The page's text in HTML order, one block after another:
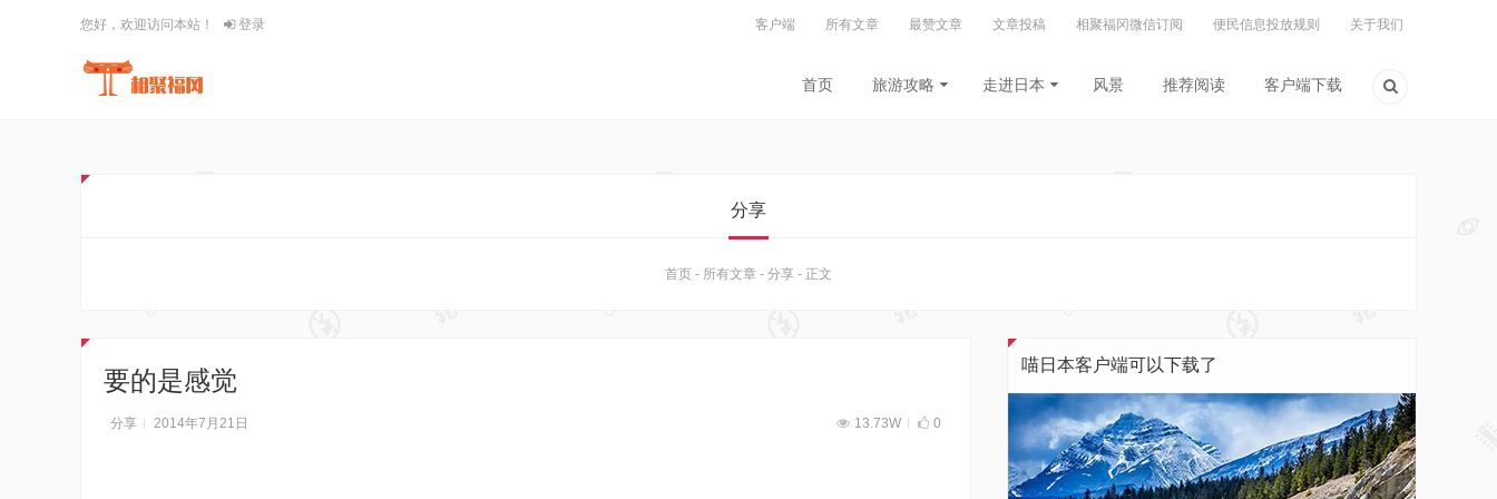
您好，欢迎访问本站！ 登录 客户端 所有文章 最赞文章 文章投稿 相聚福冈微信订阅 便民信息投放规则 关于我们
首页 旅游攻略 走进日本 风景 推荐阅读 客户端下载
分享
首页 - 所有文章 - 分享 - 正文
要的是感觉
分享 2014年7月21日 13.73W 0
喵日本客户端可以下载了